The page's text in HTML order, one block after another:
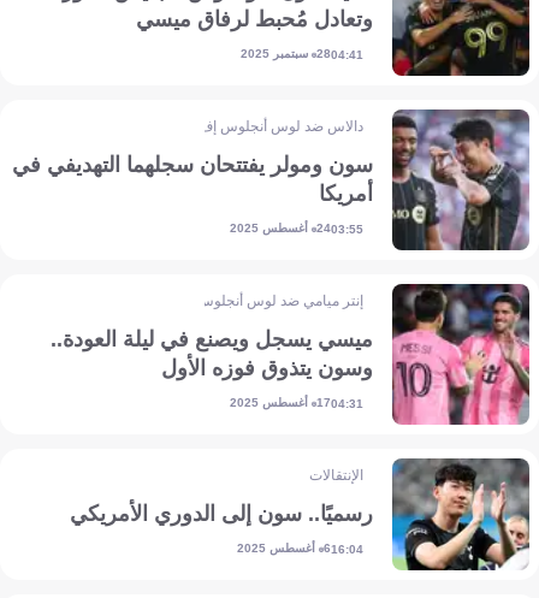
وتعادل مُحبط لرفاق ميسي
04:4128 سبتمبر 2025
دالاس ضد لوس أنجلوس إف سي
سون ومولر يفتتحان سجلهما التهديفي في
أمريكا
03:5524 أغسطس 2025
إنتر ميامي ضد لوس أنجلوس جالاكسي
ميسي يسجل ويصنع في ليلة العودة..
وسون يتذوق فوزه الأول
04:3117 أغسطس 2025
الإنتقالات
رسميًا.. سون إلى الدوري الأمريكي
16:046 أغسطس 2025